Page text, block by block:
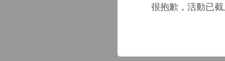
很抱歉，活動已